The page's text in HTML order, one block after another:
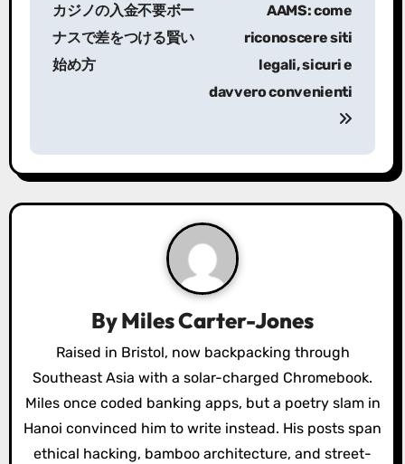
a
v
i
o
n
カジノの入金不要ボー
ナスで差をつける賢い
始め方
AAMS: come
riconoscere siti
legali, sicuri e
davvero convenienti
ByMiles Carter-Jones
Raised in Bristol, now backpacking through
Southeast Asia with a solar-charged Chromebook.
Miles once coded banking apps, but a poetry slam in
Hanoi convinced him to write instead. His posts span
ethical hacking, bamboo architecture, and street-